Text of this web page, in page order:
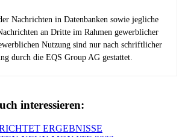
Nachrichten in Datenbanken sowie jegliche
an Dritte im Rahmen gewerblicher
Nutzung sind nur nach schriftlicher
durch die EQS Group AG gestattet.
interessieren:
ERGEBNISSE